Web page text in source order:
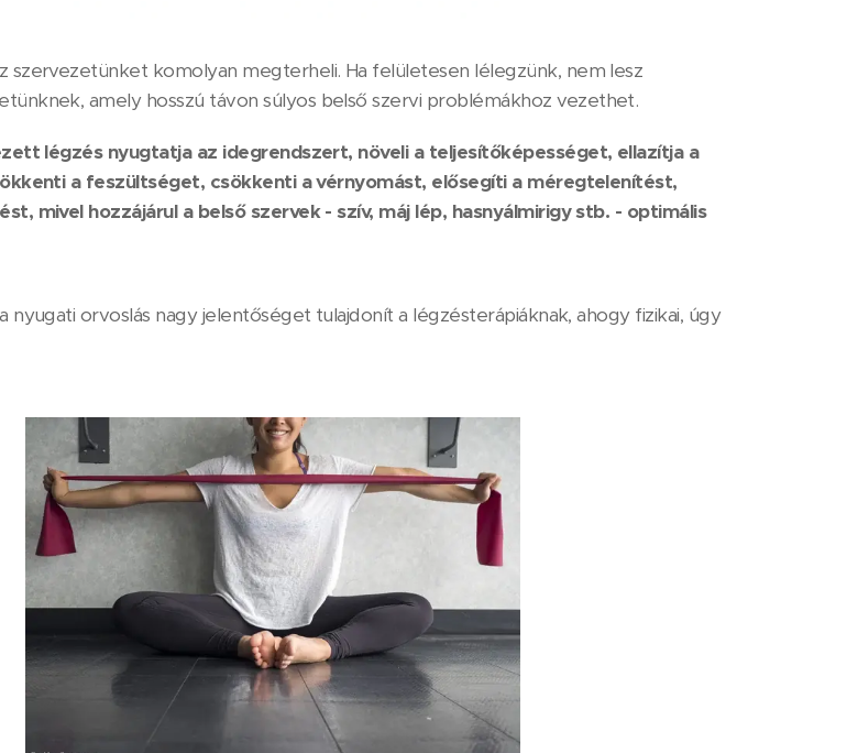
szervezetünket komolyan megterheli. Ha felületesen lélegzünk, nem lesz
amely hosszú távon súlyos belső szervi problémákhoz vezethet.
légzés nyugtatja az idegrendszert, növeli a teljesítőképességet, ellazítja a
a feszültséget, csökkenti a vérnyomást, elősegíti a méregtelenítést,
mivel hozzájárul a belső szervek - szív, máj lép, hasnyálmirigy stb. - optimális
nyugati orvoslás nagy jelentőséget tulajdonít a légzésterápiáknak, ahogy fizikai, úgy